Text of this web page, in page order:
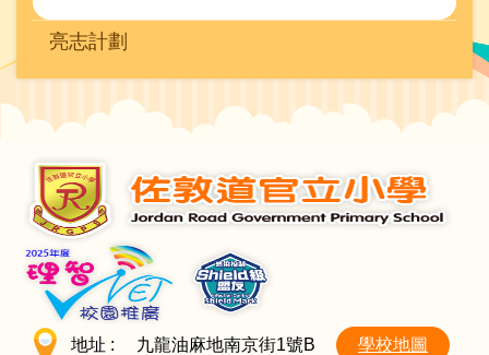
亮志計劃
地址 : 九龍油麻地南京街1號B 學校地圖